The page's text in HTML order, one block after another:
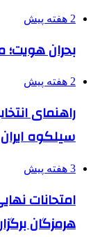
2 هفته پیش
بحران
2 هفته پیش
راهنمای
سیلکوه ایران
3 هفته پیش
هرمزگان